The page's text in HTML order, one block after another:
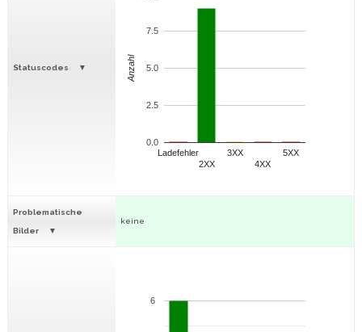
Statuscodes
Ladefehler
2XX
3XX
4XX
5XX
0.0
2.5
5.0
7.5
Anzahl
Problematische
Bilder
keine
6